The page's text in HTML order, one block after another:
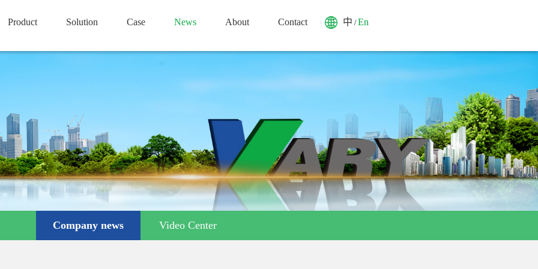
Product Solution Case News About Contact 中 /En
Company news Video Center